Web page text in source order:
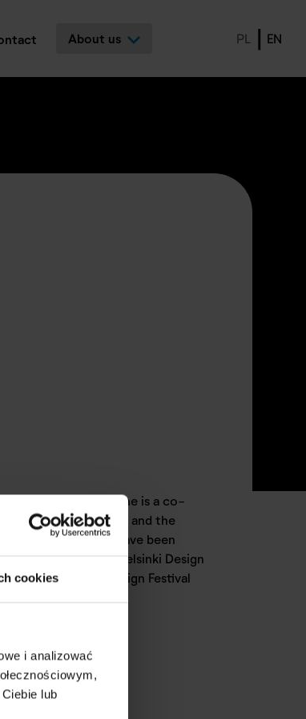
cookies
i analizować
lub
About us PL EN
exhibition design. She is a co-
Rohe Award in 2011 and the
2021. Her works have been
Design Days, Helsinki Design
(2014), London Design Festival